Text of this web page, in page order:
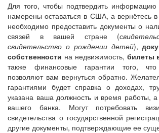
Для того, чтобы подтвердить
намерены оставаться в США, а вернётесь
необходимо предоставить документы о
связей в вашей стране (
свидетельство о рождении детей),
собственности на недвижимость, билеты
также финансовые гарантии того,
позволяют вам вернуться обратно.
гарантиями будет справка о доходах,
указана ваша должность и время работы,
вашего банка. Могут потребовать
свидетельства о государственной
другие документы, подтверждающие ее